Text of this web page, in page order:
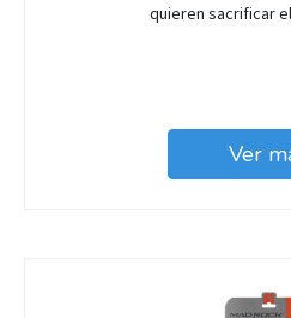
quieren sacrificar
Ver